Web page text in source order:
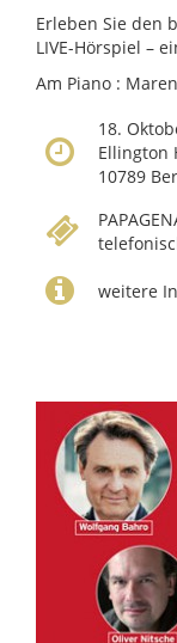
Erleben Sie den
LIVE-Hörspiel –
Am Piano :
18.
Ellington
10789
weitere